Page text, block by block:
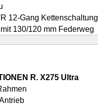
12-Gang Kettenschaltung
130/120 mm Federweg
R. X275 Ultra